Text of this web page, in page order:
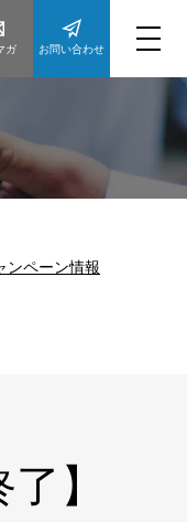
ガ お問い合わせ
ンペーン情報
】